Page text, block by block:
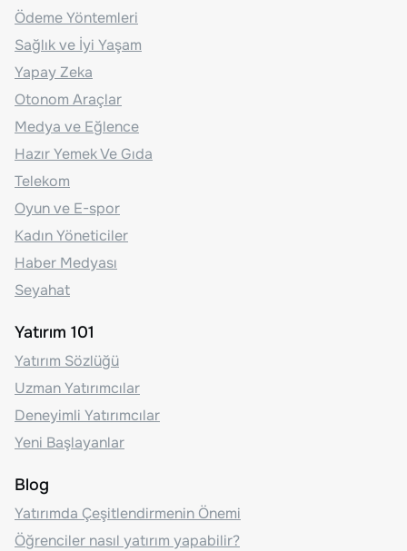
Ödeme Yöntemleri
Sağlık ve İyi Yaşam
Yapay Zeka
Otonom Araçlar
Medya ve Eğlence
Hazır Yemek Ve Gıda
Telekom
Oyun ve E-spor
Kadın Yöneticiler
Haber Medyası
Seyahat
Yatırım 101
Yatırım Sözlüğü
Uzman Yatırımcılar
Deneyimli Yatırımcılar
Yeni Başlayanlar
Blog
Yatırımda Çeşitlendirmenin Önemi
Öğrenciler nasıl yatırım yapabilir?